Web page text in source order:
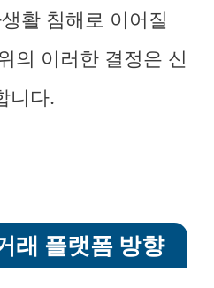
활 침해로 이어질
의 이러한 결정은 신
니다.
래 플랫폼 방향